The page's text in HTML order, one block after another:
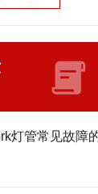
灯管常见故障